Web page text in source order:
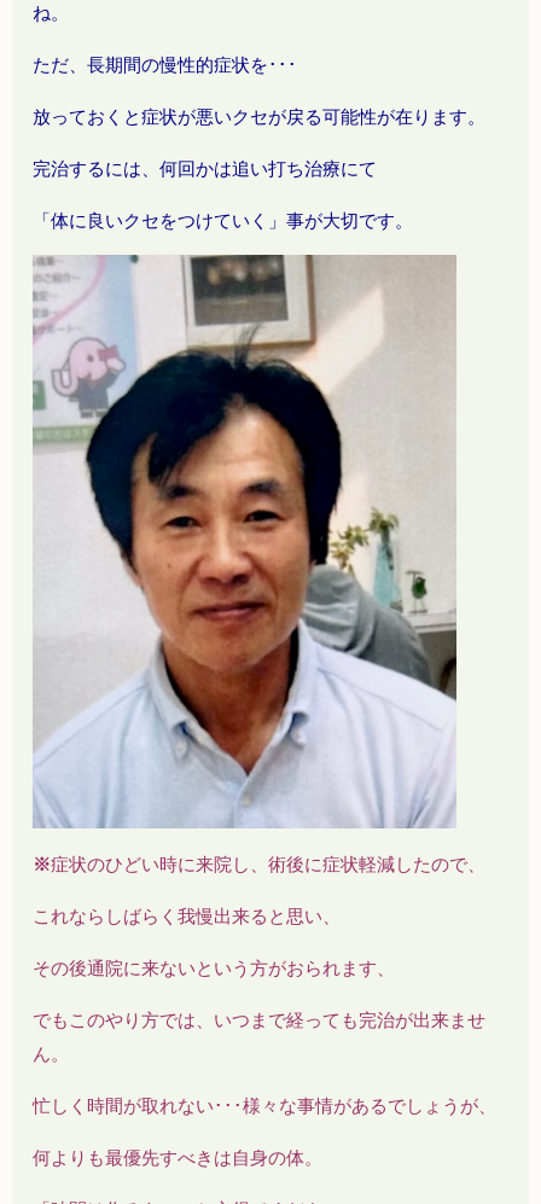
ね。
ただ、長期間の慢性的症状を･･･
放っておくと症状が悪いクセが戻る可能性が在ります。
完治するには、何回かは追い打ち治療にて
「体に良いクセをつけていく」事が大切です。
※症状のひどい時に来院し、術後に症状軽減したので、
これならしばらく我慢出来ると思い、
その後通院に来ないという方がおられます、
でもこのやり方では、いつまで経っても完治が出来ませ
ん。
忙しく時間が取れない･･･様々な事情があるでしょうが、
何よりも最優先すべきは自身の体。